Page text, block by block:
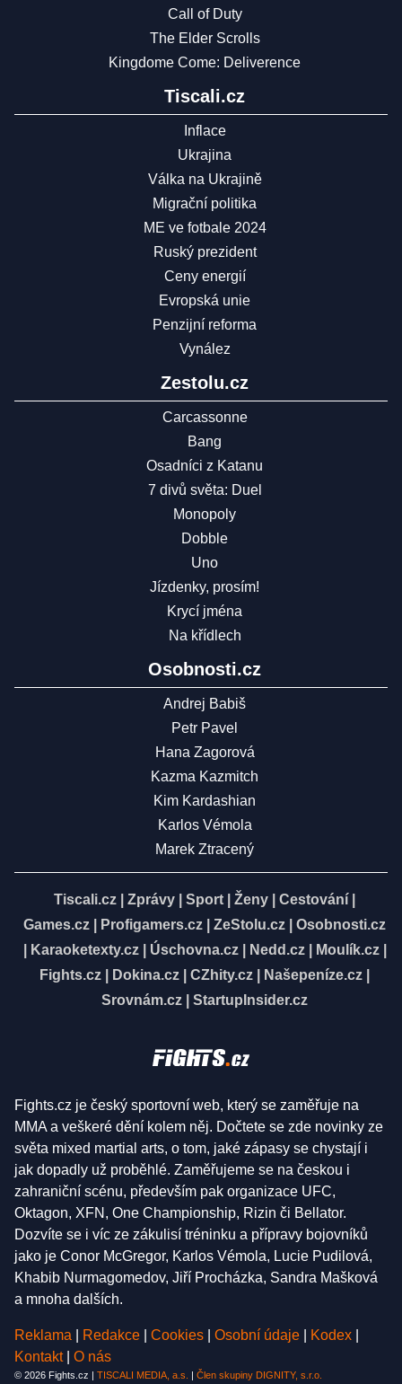
Call of Duty
The Elder Scrolls
Kingdome Come: Deliverence
Tiscali.cz
Inflace
Ukrajina
Válka na Ukrajině
Migrační politika
ME ve fotbale 2024
Ruský prezident
Ceny energií
Evropská unie
Penzijní reforma
Vynález
Zestolu.cz
Carcassonne
Bang
Osadníci z Katanu
7 divů světa: Duel
Monopoly
Dobble
Uno
Jízdenky, prosím!
Krycí jména
Na křídlech
Osobnosti.cz
Andrej Babiš
Petr Pavel
Hana Zagorová
Kazma Kazmitch
Kim Kardashian
Karlos Vémola
Marek Ztracený
Tiscali.cz Zprávy Sport Ženy Cestování
Games.cz
Profigamers.cz ZeStolu.cz
Osobnosti.cz
Karaoketexty.cz| Úschovna.cz| Nedd.cz| Moulík.cz|
Fights.cz
Dokina.cz CZhity.cz Našepeníze.cz
Srovnám.cz
StartupInsider.cz
Fights.cz je český sportovní web, který se zaměřuje na
MMA a veškeré dění kolem něj. Dočtete se zde novinky ze
světa mixed martial arts, o tom, jaké zápasy se chystají i
jak dopadly už proběhlé. Zaměřujeme se na českou i
zahraniční scénu, především pak organizace UFC,
Oktagon, XFN, One Championship, Rizin či Bellator.
Dozvíte se i víc ze zákulisí tréninku a přípravy bojovníků
jako je Conor McGregor, Karlos Vémola, Lucie Pudilová,
Khabib Nurmagomedov, Jiří Procházka, Sandra Mašková
a mnoha dalších.
Reklama Redakce Cookies Osobní údaje Kodex
Kontakt
O nás
© 2026 Fights.cz | TISCALI MEDIA, a.s. | Člen skupiny DIGNITY, s.r.o.